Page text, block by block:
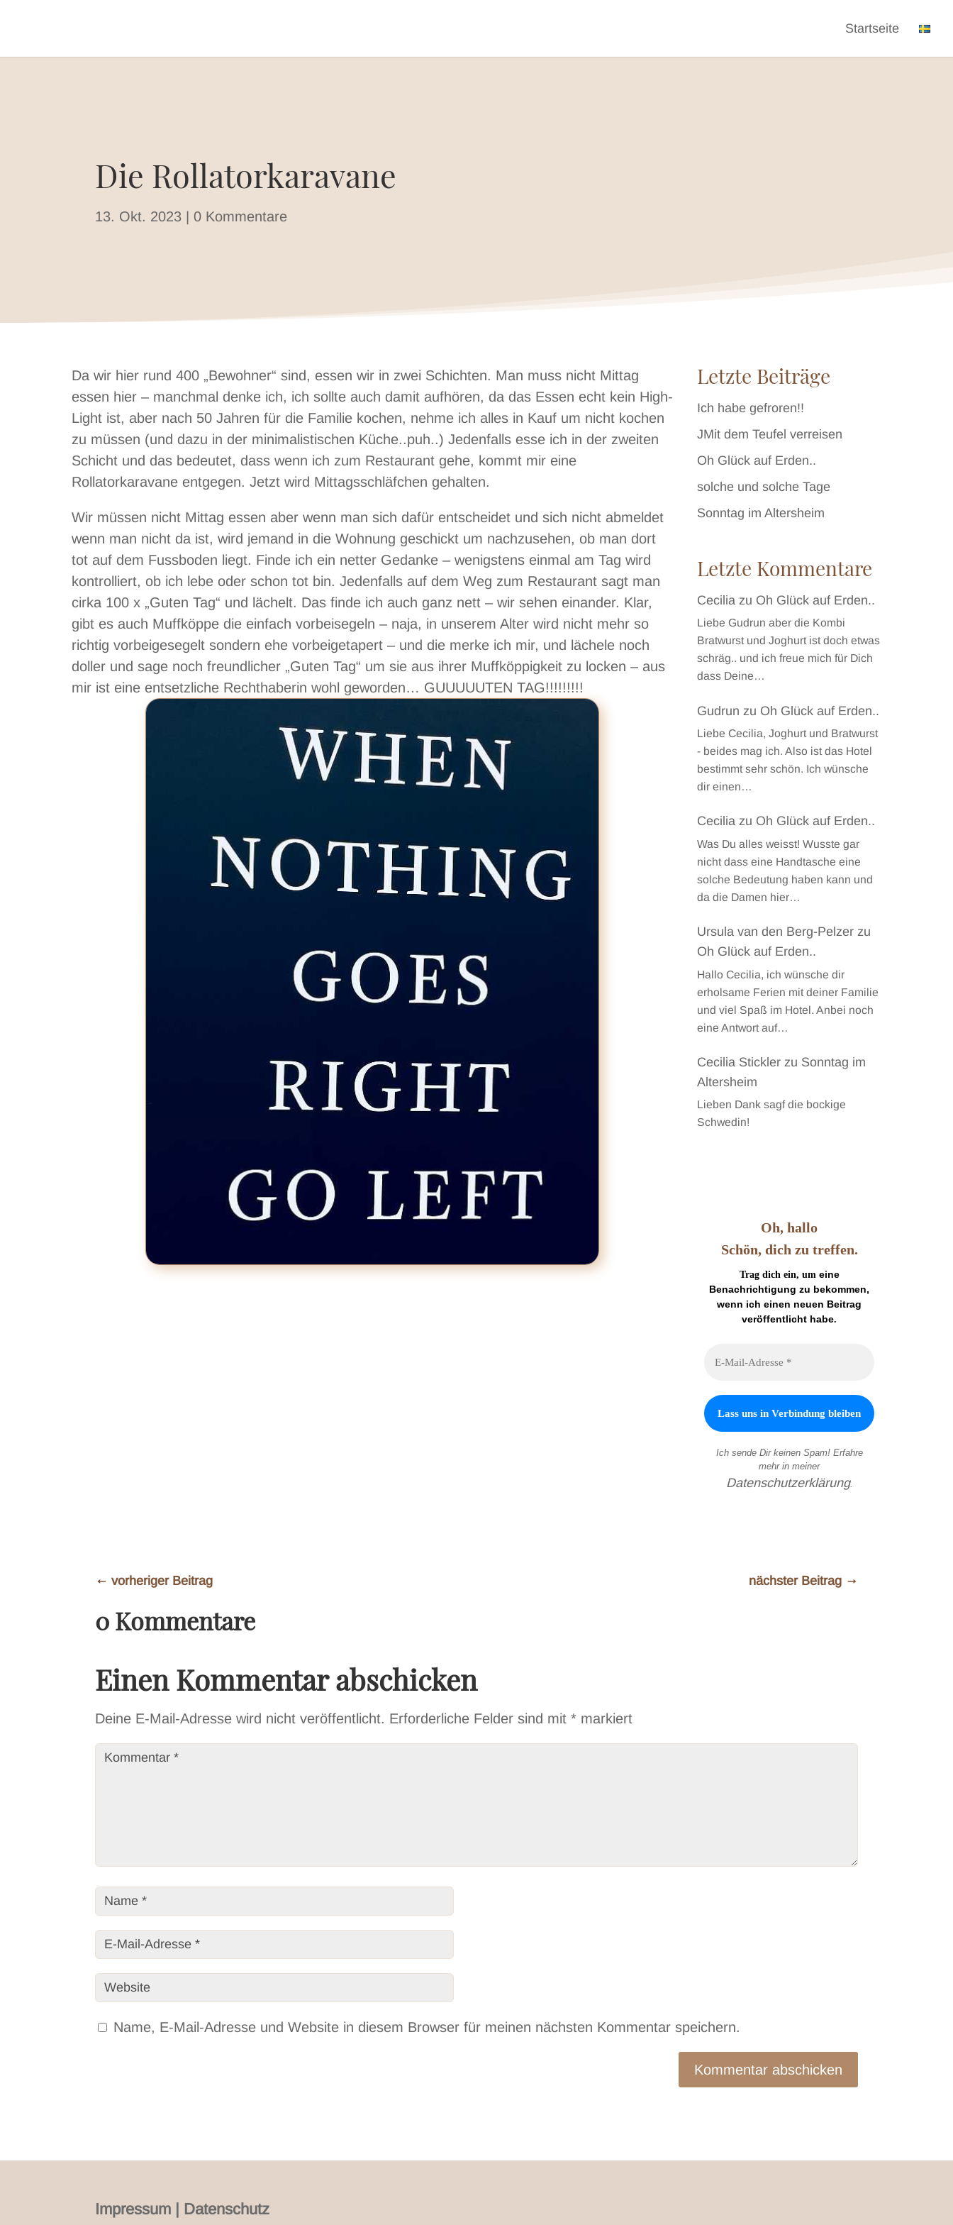
Startseite
Die Rollatorkaravane
13. Okt. 2023 |0 Kommentare
Da wir hier rund 400 „Bewohner“ sind, essen wir in zwei Schichten. Man muss nicht Mittag
essen hier – manchmal denke ich, ich sollte auch damit aufhören, da das Essen echt kein High-
Light ist, aber nach 50 Jahren für die Familie kochen, nehme ich alles in Kauf um nicht kochen
zu müssen (und dazu in der minimalistischen Küche..puh..) Jedenfalls esse ich in der zweiten
Schicht und das bedeutet, dass wenn ich zum Restaurant gehe, kommt mir eine
Rollatorkaravane entgegen. Jetzt wird Mittagsschläfchen gehalten.
Wir müssen nicht Mittag essen aber wenn man sich dafür entscheidet und sich nicht abmeldet
wenn man nicht da ist, wird jemand in die Wohnung geschickt um nachzusehen, ob man dort
tot auf dem Fussboden liegt. Finde ich ein netter Gedanke – wenigstens einmal am Tag wird
kontrolliert, ob ich lebe oder schon tot bin. Jedenfalls auf dem Weg zum Restaurant sagt man
cirka 100 x „Guten Tag“ und lächelt. Das finde ich auch ganz nett – wir sehen einander. Klar,
gibt es auch Muffköppe die einfach vorbeisegeln – naja, in unserem Alter wird nicht mehr so
richtig vorbeigesegelt sondern ehe vorbeigetapert – und die merke ich mir, und lächele noch
doller und sage noch freundlicher „Guten Tag“ um sie aus ihrer Muffköppigkeit zu locken – aus
mir ist eine entsetzliche Rechthaberin wohl geworden… GUUUUUTEN TAG!!!!!!!!!
Letzte Beiträge
Ich habe gefroren!!
JMit dem Teufel verreisen
Oh Glück auf Erden..
solche und solche Tage
Sonntag im Altersheim
Letzte Kommentare
Cecilia zu Oh Glück auf Erden..
Liebe Gudrun aber die Kombi
Bratwurst und Joghurt ist doch etwas
schräg.. und ich freue mich für Dich
dass Deine…
Gudrun zu Oh Glück auf Erden..
Liebe Cecilia, Joghurt und Bratwurst
- beides mag ich. Also ist das Hotel
bestimmt sehr schön. Ich wünsche
dir einen…
Cecilia zu Oh Glück auf Erden..
Was Du alles weisst! Wusste gar
nicht dass eine Handtasche eine
solche Bedeutung haben kann und
da die Damen hier…
Ursula van den Berg-Pelzer zu
Oh Glück auf Erden..
Hallo Cecilia, ich wünsche dir
erholsame Ferien mit deiner Familie
und viel Spaß im Hotel. Anbei noch
eine Antwort auf…
Cecilia Stickler zu Sonntag im
Altersheim
Lieben Dank sagf die bockige
Schwedin!
Oh, hallo
Schön, dich zu treffen.
Trag dich ein, um eine
Benachrichtigung zu bekommen,
wenn ich einen neuen Beitrag
veröffentlicht habe.
Ich sende Dir keinen Spam! Erfahre
mehr in meiner
Datenschutzerklärung.
←vorheriger Beitrag nächster Beitrag→
0 Kommentare
Einen Kommentar abschicken
Deine E-Mail-Adresse wird nicht veröffentlicht. Erforderliche Felder sind mit* markiert
Name, E-Mail-Adresse und Website in diesem Browser für meinen nächsten Kommentar speichern.
Kommentar abschicken
Impressum Datenschutz